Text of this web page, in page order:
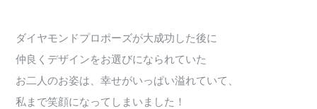
ダイヤモンドプロポーズが大成功した後に
仲良くデザインをお選びになられていた
お二人のお姿は、幸せがいっぱい溢れていて、
私まで笑顔になってしまいました！